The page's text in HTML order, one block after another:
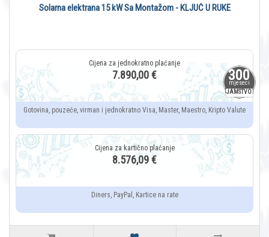
300
mjeseci
JAMSTVO
Solarna elektrana 15 kW Sa Montažom - KLJUČ U RUKE
7.890,00 €
Gotovina, pouzeće, virman i jednokratno Visa, Master, Maestro, Kripto Valute
8.576,09 €
Diners, PayPal, Kartice na rate